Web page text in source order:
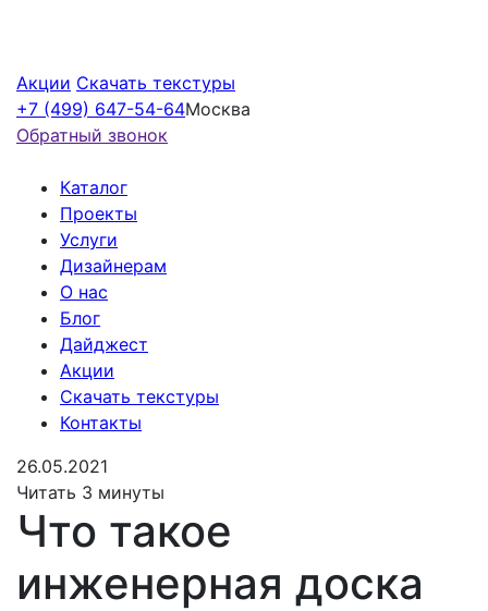
Акции Скачать текстуры
+7 (499) 647-54-64Москва
Обратный звонок
Каталог
Проекты
Услуги
Дизайнерам
О нас
Блог
Дайджест
Акции
Скачать текстуры
Контакты
26.05.2021
Читать 3 минуты
Что такое
инженерная доска